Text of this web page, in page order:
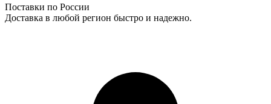
Поставки по России
Доставка в любой регион быстро и надежно.